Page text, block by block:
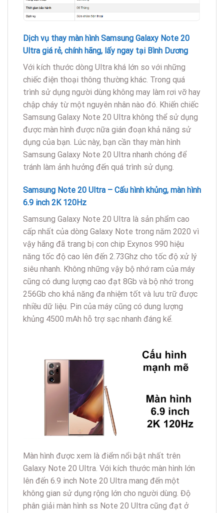
Dịch vụ thay màn hình Samsung Galaxy Note 20
Ultra giá rẻ, chính hãng, lấy ngay tại Bình Dương
Với kích thước dòng Ultra khá lớn so với những
chiếc điện thoại thông thường khác. Trong quá
trình sử dụng người dùng không may làm rơi vỡ hay
chập cháy từ một nguyên nhân nào đó. Khiến chiếc
Samsung Galaxy Note 20 Ultra không thể sử dụng
được màn hình được nữa gián đoạn khả năng sử
dụng của bạn. Lúc này, bạn cần thay màn hình
Samsung Galaxy Note 20 Ultra nhanh chóng để
tránh làm ảnh hưởng đến quá trình sử dụng.
Samsung Note 20 Ultra – Cấu hình khủng, màn hình
6.9 inch 2K 120Hz
Samsung Galaxy Note 20 Ultra là sản phẩm cao
cấp nhất của dòng Galaxy Note trong năm 2020 vì
vậy hãng đã trang bị con chip Exynos 990 hiệu
năng tốc độ cao lên đến 2.73Ghz cho tốc độ xử lý
siêu nhanh. Không những vậy bộ nhớ ram của máy
cũng có dung lượng cao đạt 8Gb và bộ nhớ trong
256Gb cho khả năng đa nhiệm tốt và lưu trữ được
nhiều dữ liệu. Pin của máy cũng có dung lượng
khủng 4500 mAh hỗ trợ sạc nhanh đáng kể.
Màn hình được xem là điểm nổi bật nhất trên
Galaxy Note 20 Ultra. Với kích thước màn hình lớn
lên đến 6.9 inch Note 20 Ultra mang đến một
không gian sử dụng rộng lớn cho người dùng. Độ
phân giải màn hình ss Note 20 Ultra cũng đạt ở